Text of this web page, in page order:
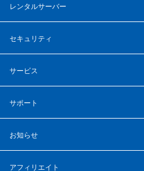
レンタルサーバー
セキュリティ
サービス
サポート
お知らせ
アフィリエイト